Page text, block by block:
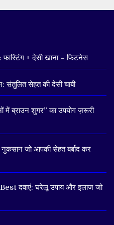
+ देसी खाना = फिटनेस
संतुलित सेहत की देसी चाबी
में ब्राउन शुगर” का उपयोग ज़रूरी
जो आपकी सेहत बर्बाद कर
दवाएं: घरेलू उपाय और इलाज जो